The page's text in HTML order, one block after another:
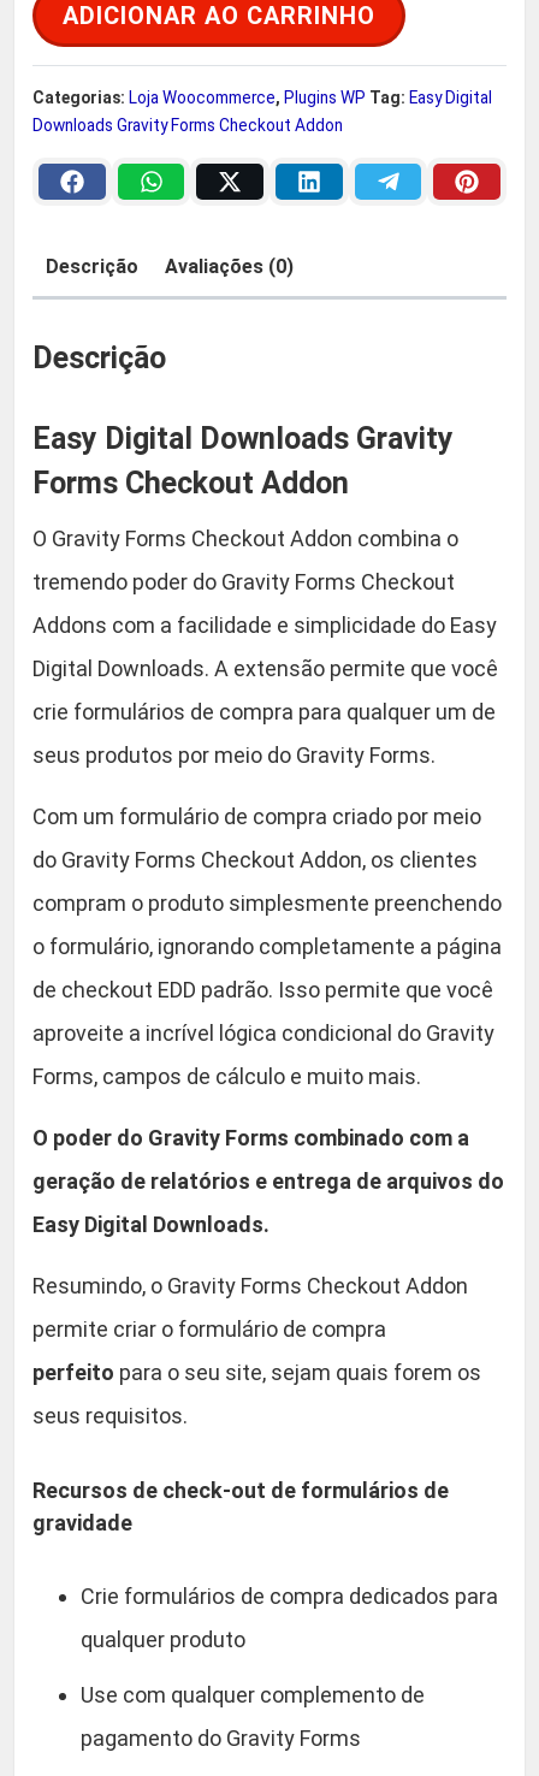
l
e
r
a
$
5
9
9
9
R
2
9
0
.
a
t
m
C
c
k
u
t
d
d
o
-
a
s
y
g
i
a
o
w
l
o
d
s
u
a
ADICIONAR AO CARRINHO
Categorias: Loja Woocommerce, Plugins WP Tag: Easy Digital
Downloads Gravity Forms Checkout Addon
Descrição Avaliações (0)
Descrição
Easy Digital Downloads Gravity
Forms Checkout Addon
O Gravity Forms Checkout Addon combina o
tremendo poder do Gravity Forms Checkout
Addons com a facilidade e simplicidade do Easy
Digital Downloads. A extensão permite que você
crie formulários de compra para qualquer um de
seus produtos por meio do Gravity Forms.
Com um formulário de compra criado por meio
do Gravity Forms Checkout Addon, os clientes
compram o produto simplesmente preenchendo
o formulário, ignorando completamente a página
de checkout EDD padrão. Isso permite que você
aproveite a incrível lógica condicional do Gravity
Forms, campos de cálculo e muito mais.
O poder do Gravity Forms combinado com a
geração de relatórios e entrega de arquivos do
Easy Digital Downloads.
Resumindo, o Gravity Forms Checkout Addon
permite criar o formulário de compra
perfeito para o seu site, sejam quais forem os
seus requisitos.
Recursos de check-out de formulários de
gravidade
Crie formulários de compra dedicados para
qualquer produto
Use com qualquer complemento de
pagamento do Gravity Forms